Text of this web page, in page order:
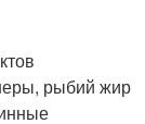
рыбий жир